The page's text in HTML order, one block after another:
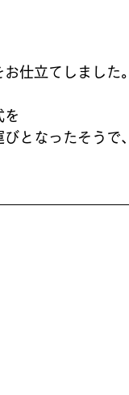
仕立てしました。
を
となったそうで、